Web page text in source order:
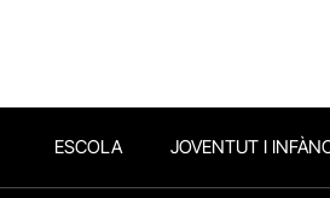
ESCOLA JOVENTUT I